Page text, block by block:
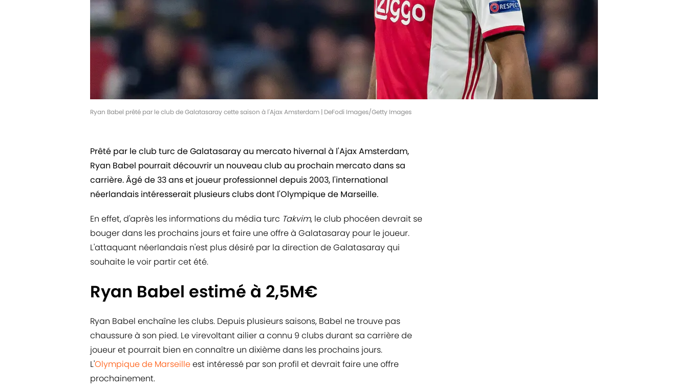
Ryan Babel prêté par le club de Galatasaray cette saison à l'Ajax Amsterdam | DeFodi Images/Getty Images
Prêté par le club turc de Galatasaray au mercato hivernal à l'Ajax Amsterdam,
Ryan Babel pourrait découvrir un nouveau club au prochain mercato dans sa
carrière. Âgé de 33 ans et joueur professionnel depuis 2003, l'international
néerlandais intéresserait plusieurs clubs dont l'Olympique de Marseille.
En effet, d'après les informations du média turc Takvim, le club phocéen devrait se
bouger dans les prochains jours et faire une offre à Galatasaray pour le joueur.
L'attaquant néerlandais n'est plus désiré par la direction de Galatasaray qui
souhaite le voir partir cet été.
Ryan Babel estimé à 2,5M€
Ryan Babel enchaîne les clubs. Depuis plusieurs saisons, Babel ne trouve pas
chaussure à son pied. Le virevoltant ailier a connu 9 clubs durant sa carrière de
joueur et pourrait bien en connaître un dixième dans les prochains jours.
L'Olympique de Marseilleest intéressé par son profil et devrait faire une offre
prochainement.